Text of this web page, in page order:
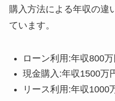
購入方法による年収の違
ています。
ローン利用:年収800
現金購入:年収1500万
リース利用:年収1000